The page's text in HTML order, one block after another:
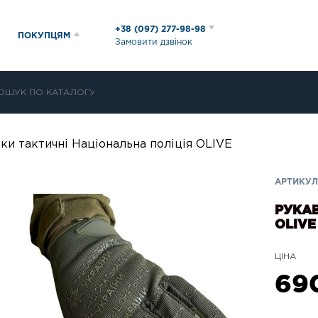
ПОКУПЦЯМ
+38 (097) 277-98-98
Замовити дзвінок
тактичні Національна поліція OLIVE
OLIVE
ЦІНА